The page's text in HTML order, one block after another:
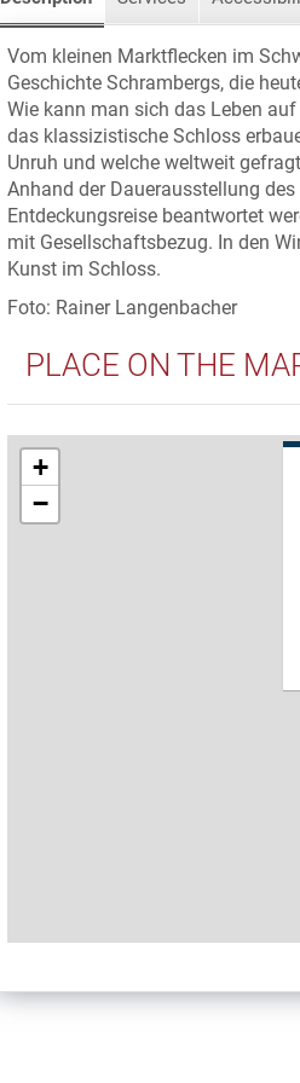
Vom kleinen Marktflecken im
Geschichte Schrambergs, die
Wie kann man sich das Leben
das klassizistische Schloss
Unruh und welche weltweit
Anhand der Dauerausstellung
Entdeckungsreise beantwortet
mit Gesellschaftsbezug. In den
Kunst im Schloss.
Foto: Rainer Langenbacher
PLACE ON THE
+
−